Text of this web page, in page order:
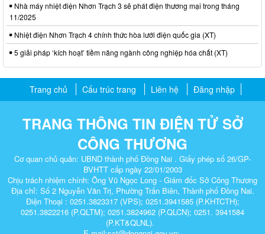
Nhà máy nhiệt điện Nhơn Trạch 3 sẽ phát điện thương mại trong tháng
11/2025
Nhiệt điện Nhơn Trạch 4 chính thức hòa lưới điện quốc gia (XT)
5 giải pháp ‘kích hoạt’ tiềm năng ngành công nghiệp hóa chất (XT)
Trang chủ Cấu trúc trang Liên hệ Đăng nhập
TRANG THÔNG TIN ĐIỆN TỬ SỞ
CÔNG THƯƠNG
Cơ quan chủ quản: UBND thành phố Đồng Nai . Giấy phép số 26/GP-
BVHTT cấp ngày 22/01/2003
Chịu trách nhiệm chính: Ông Vũ Ngọc Long - Giám đốc Sở Công Thương
Địa chỉ: Số 2 Nguyễn Văn Trị, Phường Trấn Biên, Thành phố Đồng Nai.
Điện Thoại : 0251.3823317 (VPS); 0251.3941585 (P.KHTCTH);
0251.3822216 (P.QLTM); 0251.3824962 (P.QLCN); 0251. 3941584
(P.KT&QLNL).